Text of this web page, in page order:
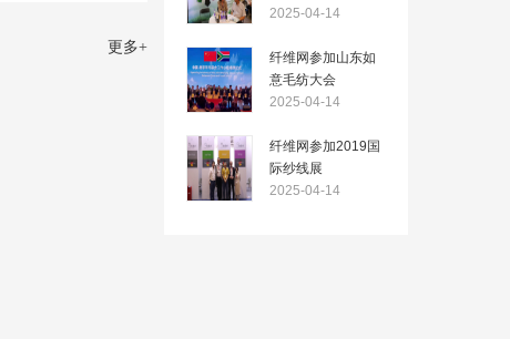
更多+
2025-04-14
纤维网参加山东如
意毛纺大会
2025-04-14
纤维网参加2019国
际纱线展
2025-04-14